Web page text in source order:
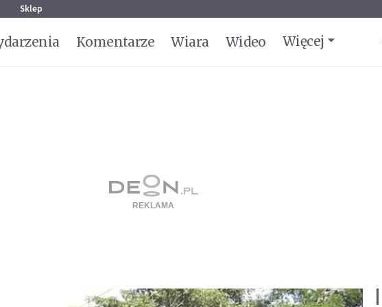
Sklep
Komentarze Wiara Wideo Więcej